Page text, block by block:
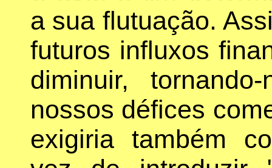
a sua flutuação.
futuros influxos
diminuir,
nossos défices
exigiria também